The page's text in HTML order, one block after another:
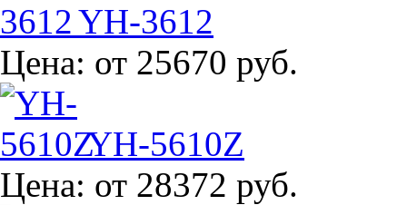
YH-3612
Цена: от 25670 руб.
YH-5610Z
Цена: от 28372 руб.